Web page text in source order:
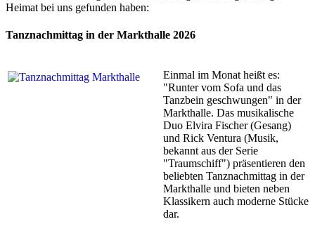
Heimat bei uns gefunden haben:
Tanznachmittag in der Markthalle 2026
Einmal im Monat heißt es:
"Runter vom Sofa und das
Tanzbein geschwungen" in der
Markthalle. Das musikalische
Duo Elvira Fischer (Gesang)
und Rick Ventura (Musik,
bekannt aus der Serie
"Traumschiff") präsentieren den
beliebten Tanznachmittag in der
Markthalle und bieten neben
Klassikern auch moderne Stücke
dar.